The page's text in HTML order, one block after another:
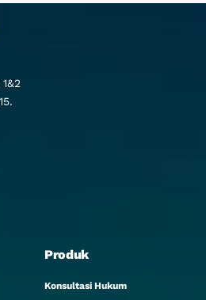
Produk
Konsultasi Hukum